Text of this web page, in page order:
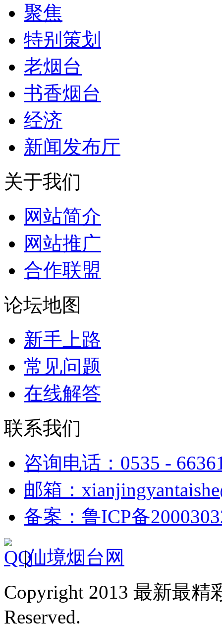
聚焦
特别策划
老烟台
书香烟台
经济
新闻发布厅
关于我们
网站简介
网站推广
合作联盟
论坛地图
新手上路
常见问题
在线解答
联系我们
咨询电话：0535 -
邮箱：
备案：鲁ICP备
|仙境烟台网
Copyright 2013 最新最
Reserved.